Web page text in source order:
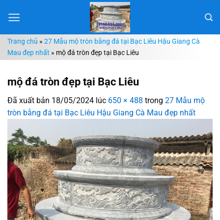
đến
dungTrang chủ » 27 Mẫu mộ tròn bằng đá tại Bạc Liêu Hậu Giang Cà
Mau đẹp nhất » mộ đá tròn đẹp tại Bạc Liêu
mộ đá tròn đẹp tại Bạc Liêu
Đã xuất bản 18/05/2024 lúc 650 × 488 trong 27 Mẫu mộ
tròn bằng đá tại Bạc Liêu Hậu Giang Cà Mau đẹp nhất